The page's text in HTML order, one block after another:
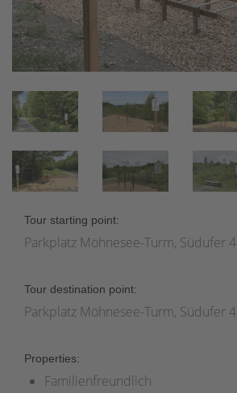
Tour starting point:
Parkplatz Möhnesee-Turm, Südufer 4
Tour destination point:
Parkplatz Möhnesee-Turm, Südufer 4
Properties:
Familienfreundlich